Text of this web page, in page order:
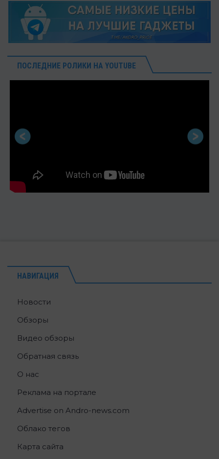
ПОСЛЕДНИЕ РОЛИКИ НА YOUTUBE
НАВИГАЦИЯ
Новости
Обзоры
Видео обзоры
Обратная связь
О нас
Реклама на портале
Advertise on Andro-news.com
Облако тегов
Карта сайта